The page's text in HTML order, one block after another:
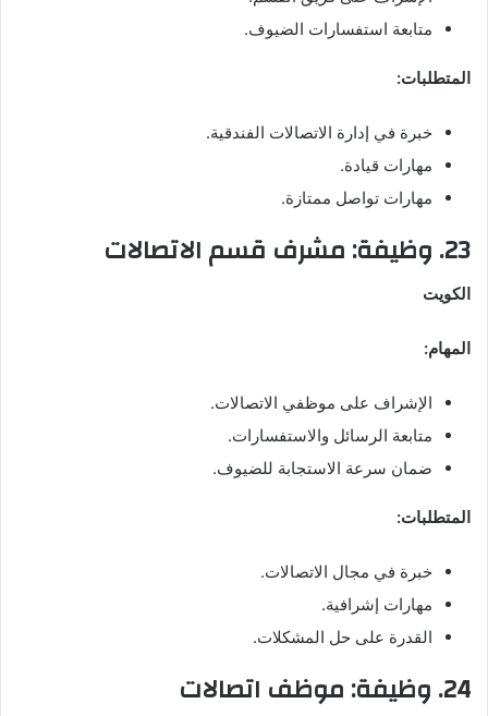
متابعة استفسارات الضيوف.
المتطلبات:
خبرة في إدارة الاتصالات الفندقية.
مهارات قيادة.
مهارات تواصل ممتازة.
23. وظيفة: مشرف قسم الاتصالات
الكويت
المهام:
الإشراف على موظفي الاتصالات.
متابعة الرسائل والاستفسارات.
ضمان سرعة الاستجابة للضيوف.
المتطلبات:
خبرة في مجال الاتصالات.
مهارات إشرافية.
القدرة على حل المشكلات.
24. وظيفة: موظف اتصالات